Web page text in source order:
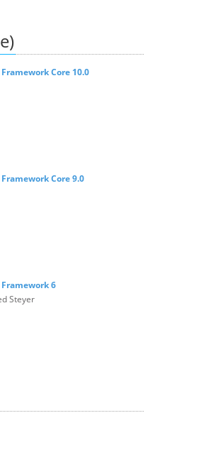
Core 10.0
Core 9.0
6
Steyer